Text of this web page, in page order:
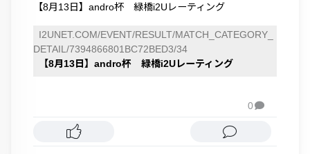
【8月13日】andro杯 緑橋i2Uレーティング
I2UNET.COM/EVENT/RESULT/MATCH_CATEGORY_
DETAIL/7394866801BC72BED3/34
【8月13日】andro杯 緑橋i2Uレーティング
0